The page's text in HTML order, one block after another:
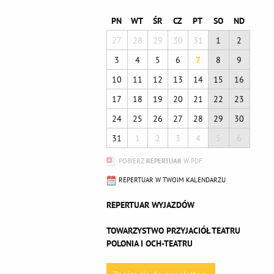
PN WT ŚR CZ PT SO
ND
27
28 29 30 31 1
2
3
4 5 6 7 8
9
10
11 12 13 14 15
16
17
18 19 20 21 22
23
24
25 26 27 28 29
30
31
1 2 3 4 5 6
POBIERZ REPERTUAR W PDF
REPERTUAR W TWOIM KALENDARZU
REPERTUAR WYJAZDÓW
TOWARZYSTWO PRZYJACIÓŁ TEATRU
POLONIA I OCH-TEATRU